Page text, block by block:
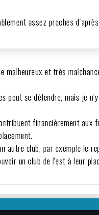
assez proches
et très
peut se défendre, mais je
financièrement aux
autre club, par exemple le
un club de l'est à leur